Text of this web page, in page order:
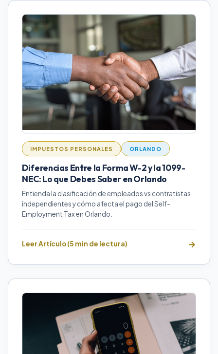
IMPUESTOS PERSONALES ORLANDO
Diferencias Entre la Forma W-2 y la 1099-
NEC: Lo que Debes Saber en Orlando
Entienda la clasificación de empleados vs contratistas
independientes y cómo afecta el pago del Self-
Employment Tax en Orlando.
Leer Artículo (5 min de lectura)